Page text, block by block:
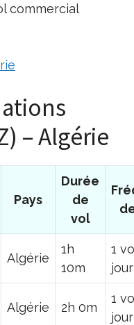
commercial
– Algérie
Pays
Durée
de
vol
Algérie
1h
10m
1
jour
Algérie 2h 0m
1
jour